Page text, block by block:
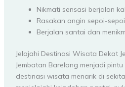
Nikmati sensasi berjalan
Rasakan angin sepoi-
Berjalan santai dan
Jelajahi Destinasi Wisata Dekat
Jembatan Barelang menjadi
destinasi wisata menarik di